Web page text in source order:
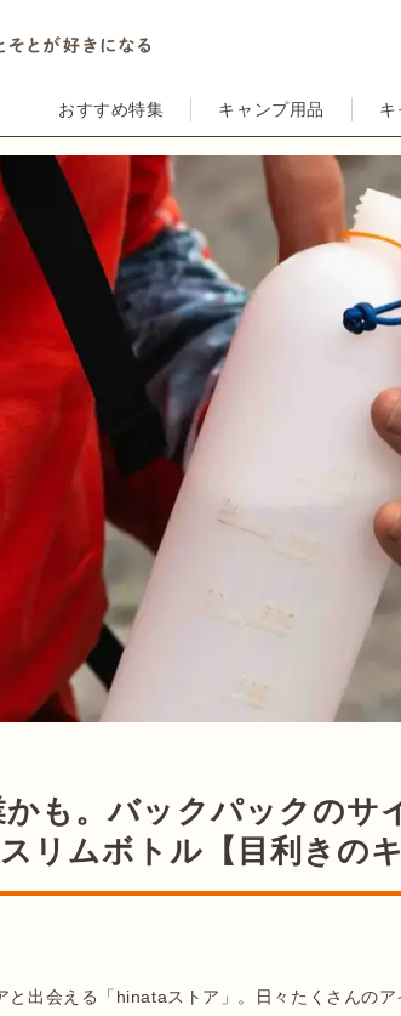
おすすめ特集 キャンプ用品 キ
も。バックパックのサ
リムボトル【目利きの
と出会える「hinataストア」。日々たくさんのア